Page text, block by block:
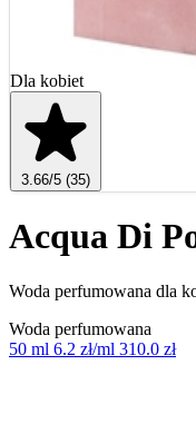
Dla kobiet
3.66/5 (35)
Acqua Di
Woda perfumowana dla
Woda perfumowana
50 ml 6.2 zł/ml 310.0 zł